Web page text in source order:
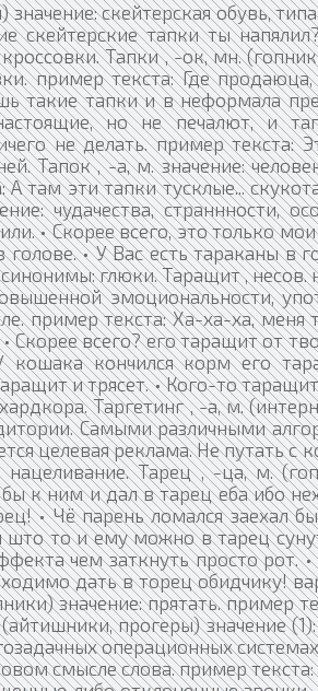
скейтерская обувь,
скейтерские тапки ты
Тапки , -ок, мн.
пример текста: Где
такие тапки и в неформала
но не печалют, и
не делать. пример текста:
Тапок , -а, м. значение:
там эти тапки тусклые...
чудачества, страннности,
• Скорее всего, это только
голове. • У Вас есть тараканы в
глюки. Таращит , несов.
эмоциональности,
пример текста: Ха-ха-ха,
всего? его таращит от
кончился корм его
и трясет. • Кого-то
Таргетинг , -а, м.
Самыми различными
целевая реклама. Не путать с
Тарец , -ца, м.
к ним и дал в тарец еба ибо
• Чё парень ломался заехал
што то и ему можно в тарец
чем заткнуть просто рот.
дать в торец обидчику!
значение: прятать. пример
прогеры) значение
операционных
смысле слова. пример